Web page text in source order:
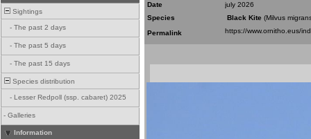
Sightings
- The past 2 days
- The past 5 days
- The past 15 days
Species distribution
- Lesser Redpoll (ssp. cabaret) 2025
- Galleries
Information
Date
july 2026
Species
Black Kite (Milvus
Permalink